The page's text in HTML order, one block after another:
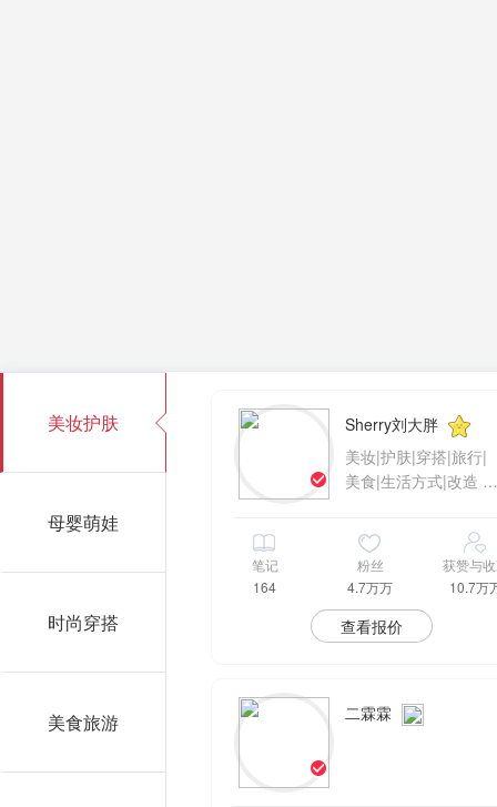
美妆护肤
母婴萌娃
时尚穿搭
美食旅游
Sherry刘大胖
美妆|护肤|穿搭|旅行|
美食|生活方式|改造
笔记
164
粉丝
4.7万万
获赞与
10.7万
查看报价
二霖霖